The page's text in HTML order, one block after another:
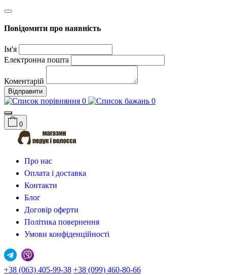
Повідомити про наявність
Ім'я
Електронна пошта
Коментарій
Відправити
0 0
0
Про нас
Оплата і доставка
Контакти
Блог
Договір оферти
Політика повернення
Умови конфіденційності
+38 (063) 405-99-38 +38 (099) 460-80-66